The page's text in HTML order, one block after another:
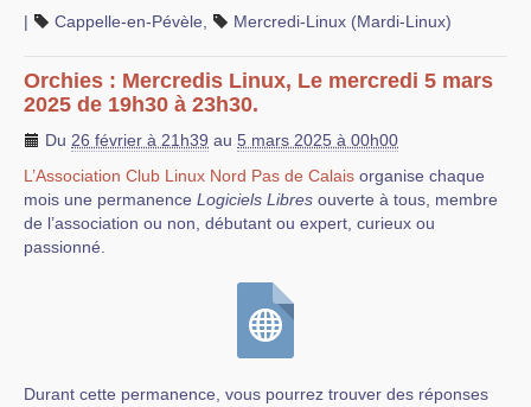
| Cappelle-en-Pévèle Mercredi-Linux (Mardi-Linux)
Orchies : Mercredis Linux, Le mercredi 5 mars
2025 de 19h30 à 23h30.
Du 26 février à 21h39 au 5 mars 2025 à 00h00
L’Association Club Linux Nord Pas de Calais organise chaque
mois une permanence Logiciels Libres ouverte à tous, membre
de l’association ou non, débutant ou expert, curieux ou
passionné.
Durant cette permanence, vous pourrez trouver des réponses